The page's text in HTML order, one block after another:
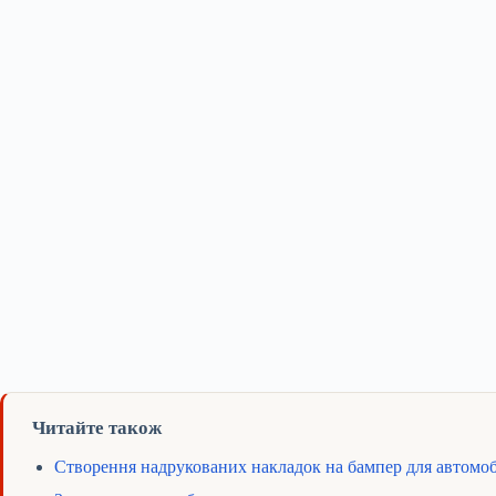
Читайте також
Створення надрукованих накладок на бампер для